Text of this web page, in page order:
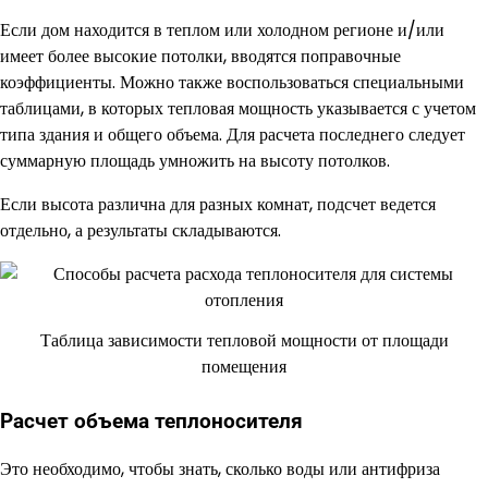
Если дом находится в теплом или холодном регионе и/или
имеет более высокие потолки, вводятся поправочные
коэффициенты. Можно также воспользоваться специальными
таблицами, в которых тепловая мощность указывается с учетом
типа здания и общего объема. Для расчета последнего следует
суммарную площадь умножить на высоту потолков.
Если высота различна для разных комнат, подсчет ведется
отдельно, а результаты складываются.
Таблица зависимости тепловой мощности от площади
помещения
Расчет объема теплоносителя
Это необходимо, чтобы знать, сколько воды или антифриза